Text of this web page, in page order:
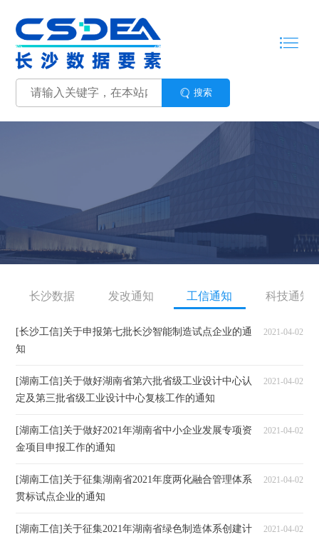
搜索
长沙数据 发改通知 工信通知 科技通知
[长沙工信]关于申报第七批长沙智能制造试点企业的通
知
2021-04-02
[湖南工信]关于做好湖南省第六批省级工业设计中心认
定及第三批省级工业设计中心复核工作的通知
2021-04-02
[湖南工信]关于做好2021年湖南省中小企业发展专项资
金项目申报工作的通知
2021-04-02
[湖南工信]关于征集湖南省2021年度两化融合管理体系
贯标试点企业的通知
2021-04-02
[湖南工信]关于征集2021年湖南省绿色制造体系创建计
2021-04-02